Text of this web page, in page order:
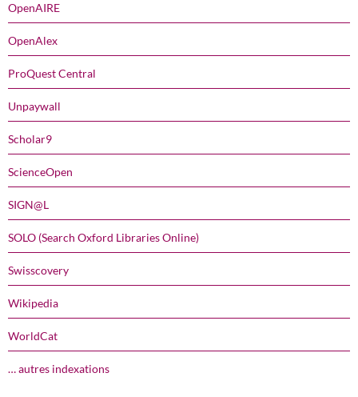
OpenAIRE
OpenAlex
ProQuest Central
Unpaywall
Scholar9
ScienceOpen
SIGN@L
SOLO (Search Oxford Libraries Online)
Swisscovery
Wikipedia
WorldCat
… autres indexations